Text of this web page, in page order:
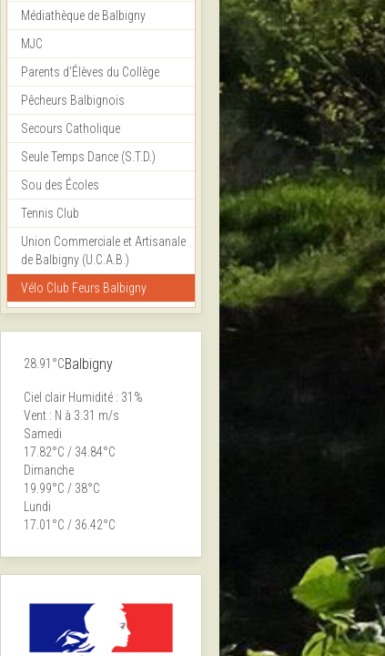
Médiathèque de Balbigny
MJC
Parents d'Élèves du Collège
Pêcheurs Balbignois
Secours Catholique
Seule Temps Dance (S.T.D.)
Sou des Écoles
Tennis Club
Union Commerciale et Artisanale
de Balbigny (U.C.A.B.)
Vélo Club Feurs Balbigny
28.91°CBalbigny
Ciel clair Humidité : 31%
Vent : N à 3.31 m/s
Samedi
17.82°C / 34.84°C
Dimanche
19.99°C / 38°C
Lundi
17.01°C / 36.42°C